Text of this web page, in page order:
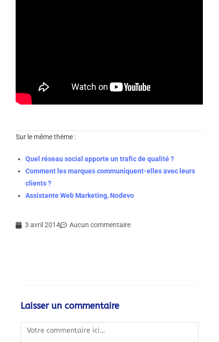
Sur le même thème :
Quel réseau social apporte un trafic de qualité ?
Comment les marques communiquent-elles avec leurs
clients ?
Assistante Web Marketing, Nodevo
3 avril 2014 Aucun commentaire
Laisser un commentaire